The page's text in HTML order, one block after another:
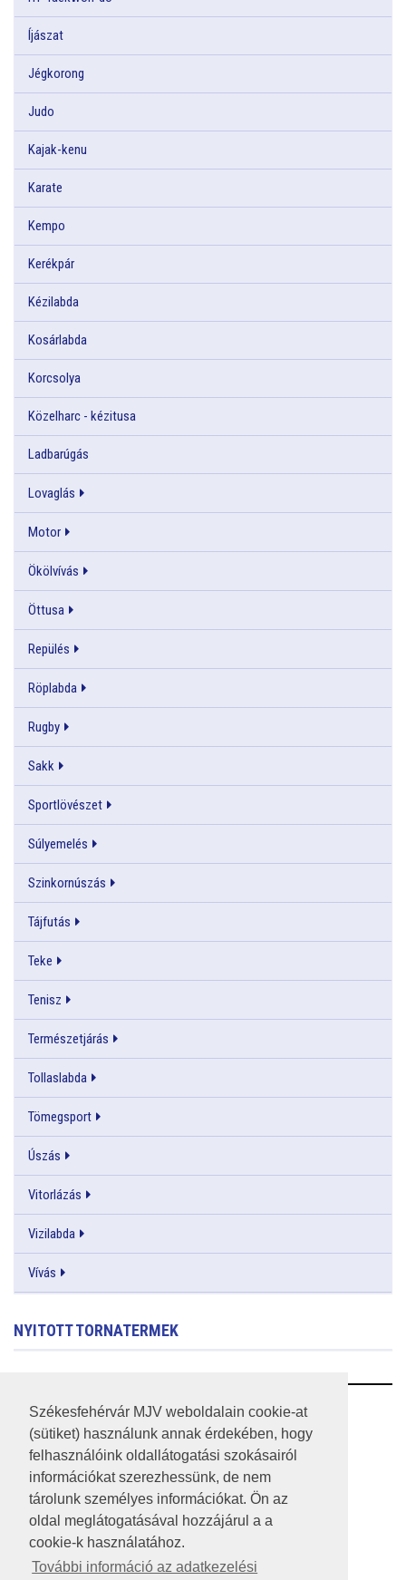
Székesfehérvár MJV weboldalain cookie-at
(sütiket) használunk annak érdekében, hogy
felhasználóink oldallátogatási szokásairól
információkat szerezhessünk, de nem
tárolunk személyes információkat. Ön az
oldal meglátogatásával hozzájárul a a
cookie-k használatához.
További információ az adatkezelési
Íjászat
Jégkorong
Judo
Kajak-kenu
Karate
Kempo
Kerékpár
Kézilabda
Kosárlabda
Korcsolya
Közelharc - kézitusa
Ladbarúgás
Lovaglás
Motor
Ökölvívás
Öttusa
Repülés
Röplabda
Rugby
Sakk
Sportlövészet
Súlyemelés
Szinkornúszás
Tájfutás
Teke
Tenisz
Természetjárás
Tollaslabda
Tömegsport
Úszás
Vitorlázás
Vizilabda
Vívás
NYITOTT TORNATERMEK
RSS
A HONLAP 2017.03.31-I ÁLLAPOTA
JOGI NYILATKOZAT
IMPRESSZUM